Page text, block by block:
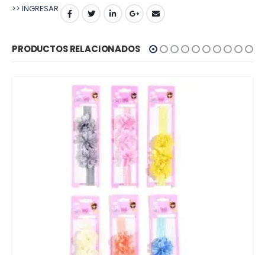
>> INGRESAR
PRODUCTOS RELACIONADOS